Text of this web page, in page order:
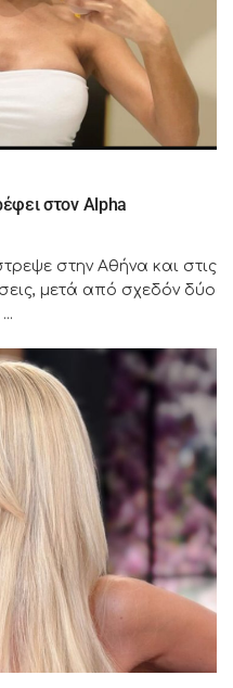
στον Alpha
στην Αθήνα και στις
μετά από σχεδόν δύο